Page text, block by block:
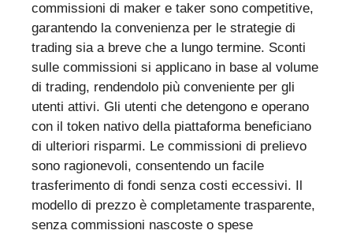
commissioni di maker e taker sono competitive,
garantendo la convenienza per le strategie di
trading sia a breve che a lungo termine. Sconti
sulle commissioni si applicano in base al volume
di trading, rendendolo più conveniente per gli
utenti attivi. Gli utenti che detengono e operano
con il token nativo della piattaforma beneficiano
di ulteriori risparmi. Le commissioni di prelievo
sono ragionevoli, consentendo un facile
trasferimento di fondi senza costi eccessivi. Il
modello di prezzo è completamente trasparente,
senza commissioni nascoste o spese